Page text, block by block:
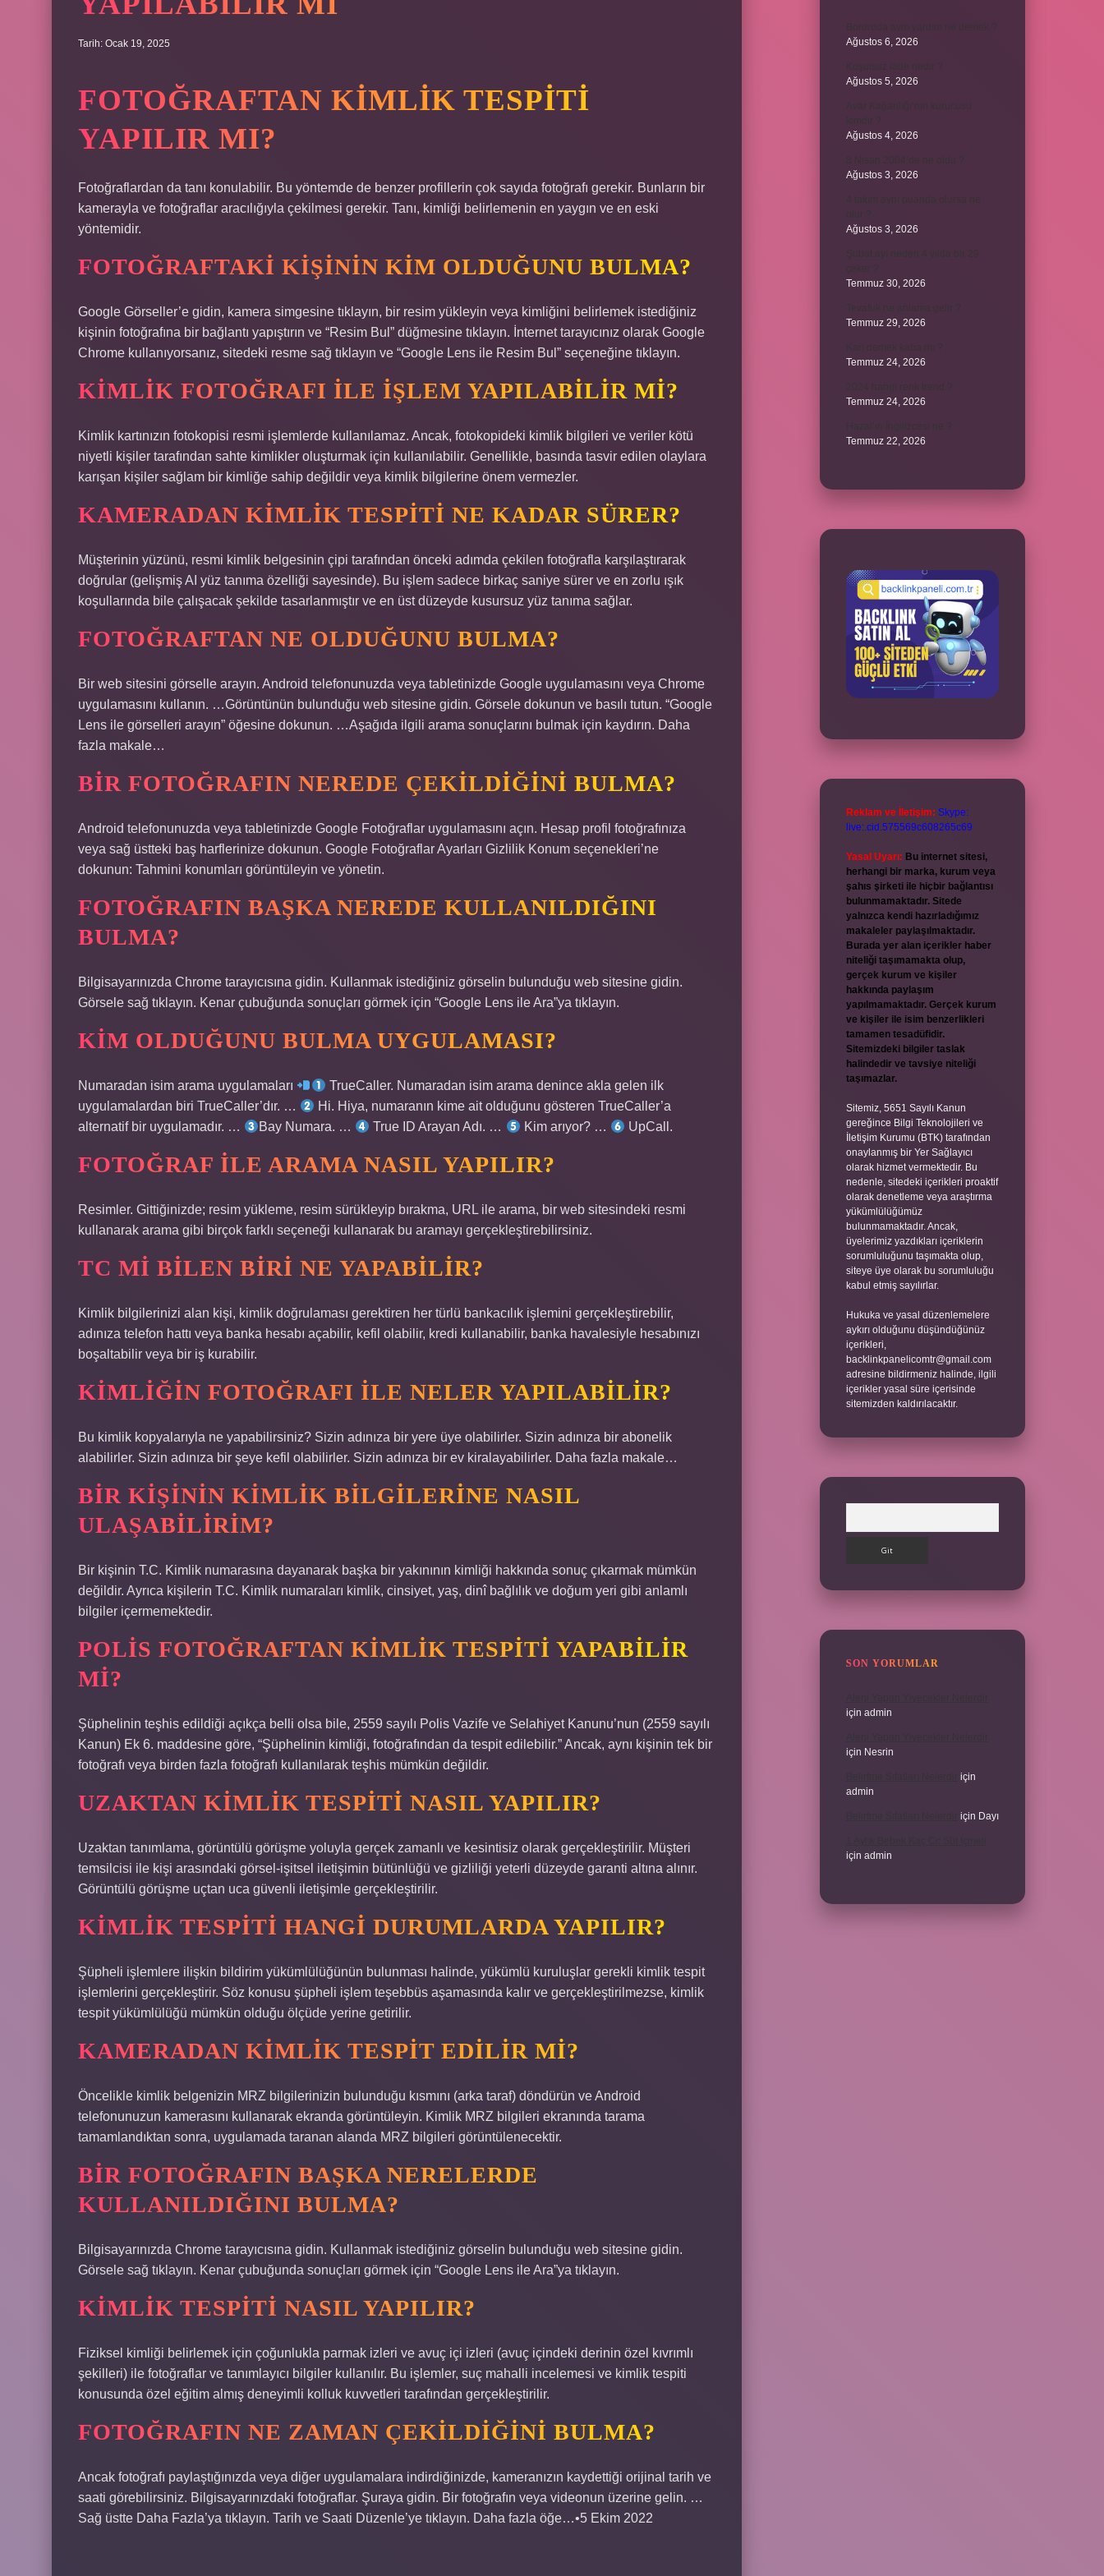
Tarih: Ocak 19, 2025
FOTOĞRAFTAN KIMLIK TESPITI
YAPILIR MI?
Fotoğraflardan da tanı konulabilir. Bu yöntemde de benzer profillerin çok sayıda fotoğrafı gerekir. Bunların bir
kamerayla ve fotoğraflar aracılığıyla çekilmesi gerekir. Tanı, kimliği belirlemenin en yaygın ve en eski
yöntemidir.
FOTOĞRAFTAKI KIŞININ KIM OLDUĞUNU BULMA?
Google Görseller’e gidin, kamera simgesine tıklayın, bir resim yükleyin veya kimliğini belirlemek istediğiniz
kişinin fotoğrafına bir bağlantı yapıştırın ve “Resim Bul” düğmesine tıklayın. İnternet tarayıcınız olarak Google
Chrome kullanıyorsanız, sitedeki resme sağ tıklayın ve “Google Lens ile Resim Bul” seçeneğine tıklayın.
KIMLIK FOTOĞRAFI ILE IŞLEM YAPILABILIR MI?
Kimlik kartınızın fotokopisi resmi işlemlerde kullanılamaz. Ancak, fotokopideki kimlik bilgileri ve veriler kötü
niyetli kişiler tarafından sahte kimlikler oluşturmak için kullanılabilir. Genellikle, basında tasvir edilen olaylara
karışan kişiler sağlam bir kimliğe sahip değildir veya kimlik bilgilerine önem vermezler.
KAMERADAN KIMLIK TESPITI NE KADAR SÜRER?
Müşterinin yüzünü, resmi kimlik belgesinin çipi tarafından önceki adımda çekilen fotoğrafla karşılaştırarak
doğrular (gelişmiş AI yüz tanıma özelliği sayesinde). Bu işlem sadece birkaç saniye sürer ve en zorlu ışık
koşullarında bile çalışacak şekilde tasarlanmıştır ve en üst düzeyde kusursuz yüz tanıma sağlar.
FOTOĞRAFTAN NE OLDUĞUNU BULMA?
Bir web sitesini görselle arayın. Android telefonunuzda veya tabletinizde Google uygulamasını veya Chrome
uygulamasını kullanın. …Görüntünün bulunduğu web sitesine gidin. Görsele dokunun ve basılı tutun. “Google
Lens ile görselleri arayın” öğesine dokunun. …Aşağıda ilgili arama sonuçlarını bulmak için kaydırın. Daha
fazla makale…
BIR FOTOĞRAFIN NEREDE ÇEKILDIĞINI BULMA?
Android telefonunuzda veya tabletinizde Google Fotoğraflar uygulamasını açın. Hesap profil fotoğrafınıza
veya sağ üstteki baş harflerinize dokunun. Google Fotoğraflar Ayarları Gizlilik Konum seçenekleri’ne
dokunun: Tahmini konumları görüntüleyin ve yönetin.
FOTOĞRAFIN BAŞKA NEREDE KULLANILDIĞINI
BULMA?
Bilgisayarınızda Chrome tarayıcısına gidin. Kullanmak istediğiniz görselin bulunduğu web sitesine gidin.
Görsele sağ tıklayın. Kenar çubuğunda sonuçları görmek için “Google Lens ile Ara”ya tıklayın.
KIM OLDUĞUNU BULMA UYGULAMASI?
Numaradan isim arama uygulamaları
TrueCaller. Numaradan isim arama denince akla gelen ilk
uygulamalardan biri TrueCaller’dır. …
Hi. Hiya, numaranın kime ait olduğunu gösteren TrueCaller’a
alternatif bir uygulamadır. …
Bay Numara. … True ID Arayan Adı. … Kim arıyor? … UpCall.
FOTOĞRAF ILE ARAMA NASIL YAPILIR?
Resimler. Gittiğinizde; resim yükleme, resim sürükleyip bırakma, URL ile arama, bir web sitesindeki resmi
kullanarak arama gibi birçok farklı seçeneği kullanarak bu aramayı gerçekleştirebilirsiniz.
TC MI BILEN BIRI NE YAPABILIR?
Kimlik bilgilerinizi alan kişi, kimlik doğrulaması gerektiren her türlü bankacılık işlemini gerçekleştirebilir,
adınıza telefon hattı veya banka hesabı açabilir, kefil olabilir, kredi kullanabilir, banka havalesiyle hesabınızı
boşaltabilir veya bir iş kurabilir.
KIMLIĞIN FOTOĞRAFI ILE NELER YAPILABILIR?
Bu kimlik kopyalarıyla ne yapabilirsiniz? Sizin adınıza bir yere üye olabilirler. Sizin adınıza bir abonelik
alabilirler. Sizin adınıza bir şeye kefil olabilirler. Sizin adınıza bir ev kiralayabilirler. Daha fazla makale…
BIR KIŞININ KIMLIK BILGILERINE NASIL
ULAŞABILIRIM?
Bir kişinin T.C. Kimlik numarasına dayanarak başka bir yakınının kimliği hakkında sonuç çıkarmak mümkün
değildir. Ayrıca kişilerin T.C. Kimlik numaraları kimlik, cinsiyet, yaş, dinî bağlılık ve doğum yeri gibi anlamlı
bilgiler içermemektedir.
POLIS FOTOĞRAFTAN KIMLIK TESPITI YAPABILIR
MI?
Şüphelinin teşhis edildiği açıkça belli olsa bile, 2559 sayılı Polis Vazife ve Selahiyet Kanunu’nun (2559 sayılı
Kanun) Ek 6. maddesine göre, “Şüphelinin kimliği, fotoğrafından da tespit edilebilir.” Ancak, aynı kişinin tek bir
fotoğrafı veya birden fazla fotoğrafı kullanılarak teşhis mümkün değildir.
UZAKTAN KIMLIK TESPITI NASIL YAPILIR?
Uzaktan tanımlama, görüntülü görüşme yoluyla gerçek zamanlı ve kesintisiz olarak gerçekleştirilir. Müşteri
temsilcisi ile kişi arasındaki görsel-işitsel iletişimin bütünlüğü ve gizliliği yeterli düzeyde garanti altına alınır.
Görüntülü görüşme uçtan uca güvenli iletişimle gerçekleştirilir.
KIMLIK TESPITI HANGI DURUMLARDA YAPILIR?
Şüpheli işlemlere ilişkin bildirim yükümlülüğünün bulunması halinde, yükümlü kuruluşlar gerekli kimlik tespit
işlemlerini gerçekleştirir. Söz konusu şüpheli işlem teşebbüs aşamasında kalır ve gerçekleştirilmezse, kimlik
tespit yükümlülüğü mümkün olduğu ölçüde yerine getirilir.
KAMERADAN KIMLIK TESPIT EDILIR MI?
Öncelikle kimlik belgenizin MRZ bilgilerinizin bulunduğu kısmını (arka taraf) döndürün ve Android
telefonunuzun kamerasını kullanarak ekranda görüntüleyin. Kimlik MRZ bilgileri ekranında tarama
tamamlandıktan sonra, uygulamada taranan alanda MRZ bilgileri görüntülenecektir.
BIR FOTOĞRAFIN BAŞKA NERELERDE
KULLANILDIĞINI BULMA?
Bilgisayarınızda Chrome tarayıcısına gidin. Kullanmak istediğiniz görselin bulunduğu web sitesine gidin.
Görsele sağ tıklayın. Kenar çubuğunda sonuçları görmek için “Google Lens ile Ara”ya tıklayın.
KIMLIK TESPITI NASIL YAPILIR?
Fiziksel kimliği belirlemek için çoğunlukla parmak izleri ve avuç içi izleri (avuç içindeki derinin özel kıvrımlı
şekilleri) ile fotoğraflar ve tanımlayıcı bilgiler kullanılır. Bu işlemler, suç mahalli incelemesi ve kimlik tespiti
konusunda özel eğitim almış deneyimli kolluk kuvvetleri tarafından gerçekleştirilir.
FOTOĞRAFIN NE ZAMAN ÇEKILDIĞINI BULMA?
Ancak fotoğrafı paylaştığınızda veya diğer uygulamalara indirdiğinizde, kameranızın kaydettiği orijinal tarih ve
saati görebilirsiniz. Bilgisayarınızdaki fotoğraflar. Şuraya gidin. Bir fotoğrafın veya videonun üzerine gelin. …
Sağ üstte Daha Fazla’ya tıklayın. Tarih ve Saati Düzenle’ye tıklayın. Daha fazla öğe…•5 Ekim 2022
Bordroda aynı yardım ne demek ?
Ağustos 6, 2026
Koşulsuz iade nedir ?
Ağustos 5, 2026
Avar Kağanlığı’nın kurucusu
kimdir ?
Ağustos 4, 2026
8 Nisan 2004’de ne oldu ?
Ağustos 3, 2026
4 takım aynı puanda olursa ne
Ağustos 3, 2026
Şubat ayı neden 4 yılda bir 29
Temmuz 30, 2026
Temmuz 29, 2026
Karı demek kaba mı ?
Temmuz 24, 2026
Temmuz 24, 2026
Temmuz 22, 2026
Reklam ve İletişim: Skype:
live:.cid.575569c608265c69
Yasal Uyarı: Bu internet sitesi,
herhangi bir marka, kurum veya
şahıs şirketi ile hiçbir bağlantısı
bulunmamaktadır. Sitede
yalnızca kendi hazırladığımız
makaleler paylaşılmaktadır.
Burada yer alan içerikler haber
niteliği taşımamakta olup,
gerçek kurum ve kişiler
hakkında paylaşım
yapılmamaktadır. Gerçek kurum
ve kişiler ile isim benzerlikleri
tamamen tesadüfidir.
Sitemizdeki bilgiler taslak
halindedir ve tavsiye niteliği
taşımazlar.
Sitemiz, 5651 Sayılı Kanun
gereğince Bilgi Teknolojileri ve
İletişim Kurumu (BTK) tarafından
onaylanmış bir Yer Sağlayıcı
olarak hizmet vermektedir. Bu
nedenle, sitedeki içerikleri proaktif
olarak denetleme veya araştırma
yükümlülüğümüz
bulunmamaktadır. Ancak,
üyelerimiz yazdıkları içeriklerin
sorumluluğunu taşımakta olup,
siteye üye olarak bu sorumluluğu
kabul etmiş sayılırlar.
Hukuka ve yasal düzenlemelere
aykırı olduğunu düşündüğünüz
içerikleri,
backlinkpanelicomtr@gmail.com
adresine bildirmeniz halinde, ilgili
içerikler yasal süre içerisinde
sitemizden kaldırılacaktır.
SON YORUMLAR
için admin
için Nesrin
için
admin
için Dayı
için admin